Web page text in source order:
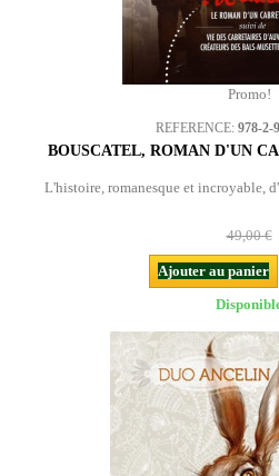
Promo!
REFERENCE: 978-2-
BOUSCATEL, ROMAN D'UN
L'histoire, romanesque et incroyable,
49,00 €
Ajouter au panier